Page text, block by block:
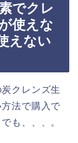
でクレ
使えな
えない
クレンズ生
法で購入で
も、、、。